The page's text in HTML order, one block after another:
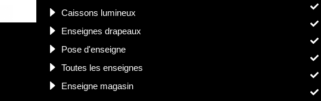
Caissons lumineux
Enseignes drapeaux
Pose d'enseigne
Toutes les enseignes
Enseigne magasin